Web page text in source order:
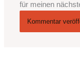
für meinen